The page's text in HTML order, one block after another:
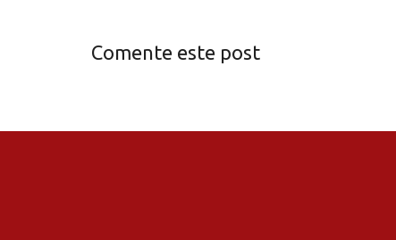
Comente este post